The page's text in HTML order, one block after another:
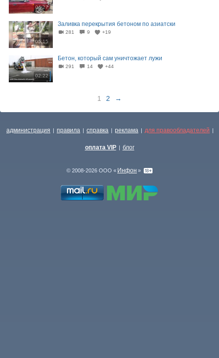
04:27
05:15
Заливка перекрытия бетоном по азиатски
281 9 +19
02:22
Бетон, который сам уничтожает лужи
291 14 +44
1 2 →
администрация | правила | справка | реклама | для правообладателей |
оплата VIP | блог
© 2008-2026 ООО « Инфон »